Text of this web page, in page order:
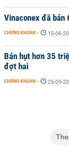
Vinaconex đã bán
CHỨNG KHOÁN - 15-06-
Bán hụt hơn 35
đợt hai
CHỨNG KHOÁN - 25-05-